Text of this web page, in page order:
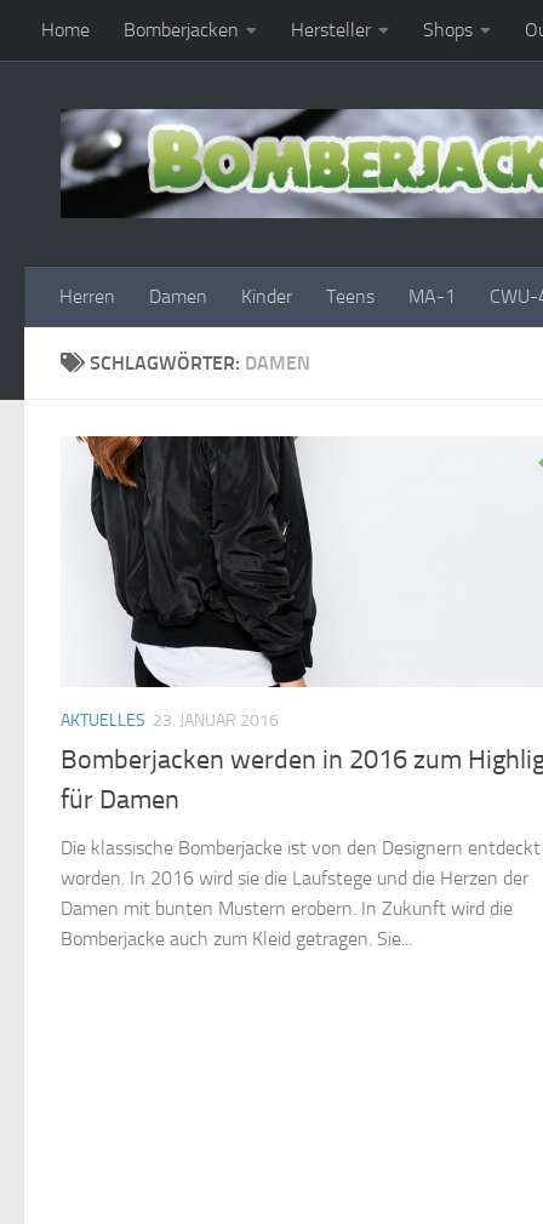
Zum Inhalt springen
Home Bomberjacken Hersteller Shops
Herren Damen Kinder Teens MA-1
SCHLAGWÖRTER: DAMEN
AKTUELLES 23. JANUAR 2016
Bomberjacken werden in 2016 zum
für Damen
Die klassische Bomberjacke ist von den Designern entdeckt
worden. In 2016 wird sie die Laufstege und die Herzen der
Damen mit bunten Mustern erobern. In Zukunft wird die
Bomberjacke auch zum Kleid getragen. Sie...